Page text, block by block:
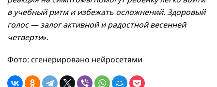
в учебный ритм и избежать осложнений. Здоровый
голос — залог активной и радостной весенней
четверти».
Фото: сгенерировано нейросетями